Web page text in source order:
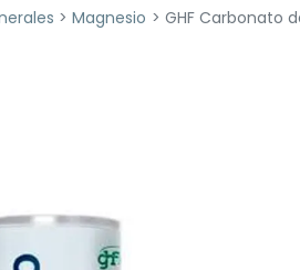
Magnesio GHF Carbonato